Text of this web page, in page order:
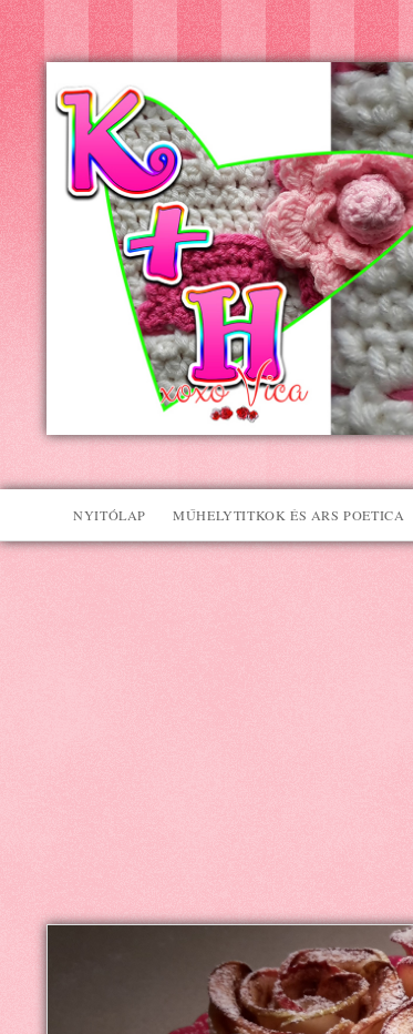
Kreatív+Hobby
Alkotóműhely
NYITÓLAP MŰHELYTITKOK ÉS ARS POETICA